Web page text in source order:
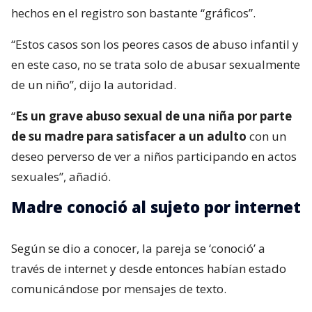
hechos en el registro son bastante “gráficos”.
“Estos casos son los peores casos de abuso infantil y
en este caso, no se trata solo de abusar sexualmente
de un niño”, dijo la autoridad.
“Es un grave abuso sexual de una niña por parte
de su madre para satisfacer a un adulto con un
deseo perverso de ver a niños participando en actos
sexuales”, añadió.
Madre conoció al sujeto por internet
Según se dio a conocer, la pareja se ‘conoció’ a
través de internet y desde entonces habían estado
comunicándose por mensajes de texto.